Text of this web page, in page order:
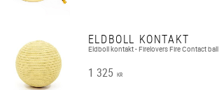
ELDBOLL KONTAKT
Eldboll kontakt - Firelovers Fire Contact ball
1 325 KR